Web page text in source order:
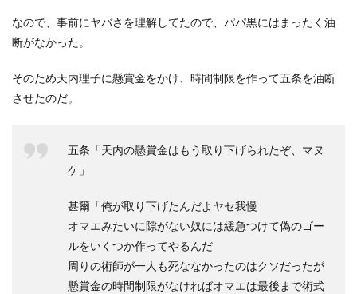
なので、事前にヤバさを理解してたので、パパ黒にはまったく油
断がなかった。
そのため天内理子に懸賞金をかけ、時間制限を作って五条を油断
させたのだ。
五条「天内の懸賞金はもう取り下げられたぞ、マヌ
ケ」
甚爾「俺が取り下げたんだよヤセ我慢
オマエみたいに隙がない奴には緩急つけて偽のゴー
ルをいくつか作ってやるんだ
周りの術師が一人も死ななかったのはクソだったが
懸賞金の時間制限がなければオマエは最後まで術式